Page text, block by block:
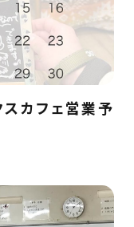
スカフェ営業予